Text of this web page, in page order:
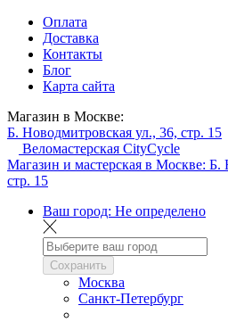
Оплата
Доставка
Контакты
Блог
Карта сайта
Магазин в Москве:
Б. Новодмитровская ул., 36, стр. 15
Веломастерская CityCycle
Магазин и мастерская в Москве: Б.
стр. 15
Ваш город: Не определено
Сохранить
Москва
Санкт-Петербург